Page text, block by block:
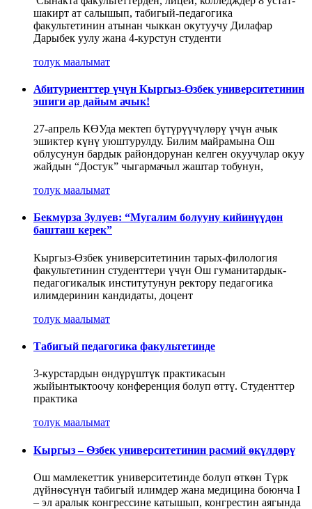
шакирт ат салышып, табигый-педагогика
факультетинин атынан чыккан окутуучу Дилафар
Дарыбек уулу жана 4-курстун студенти
толук маалымат
Абитуриенттер үчүн Кыргыз-Өзбек университетинин
эшиги ар дайым ачык!
27-апрель КӨУда мектеп бүтүрүүчүлөрү үчүн ачык
эшиктер күнү уюштурулду. Билим майрамына Ош
облусунун бардык райондорунан келген окуучулар окуу
жайдын “Достук” чыгармачыл жаштар тобунун,
толук маалымат
Бекмурза Зулуев: “Мугалим болууну кийинүүдөн
башташ керек”
Кыргыз-Өзбек университетинин тарых-филология
факультетинин студенттери үчүн Ош гуманитардык-
педагогикалык институтунун ректору педагогика
илимдеринин кандидаты, доцент
толук маалымат
Табигый педагогика факультетинде
3-курстардын өндүрүштүк практикасын
жыйынтыктоочу конференция болуп өттү. Студенттер
практика
толук маалымат
Кыргыз – Ѳзбек университетинин расмий ѳкүлдѳрү
Ош мамлекеттик университетинде болуп ѳткѳн Түрк
дүйнѳсүнүн табигый илимдер жана медицина боюнча I
– эл аралык конгрессине катышып, конгрестин аягында